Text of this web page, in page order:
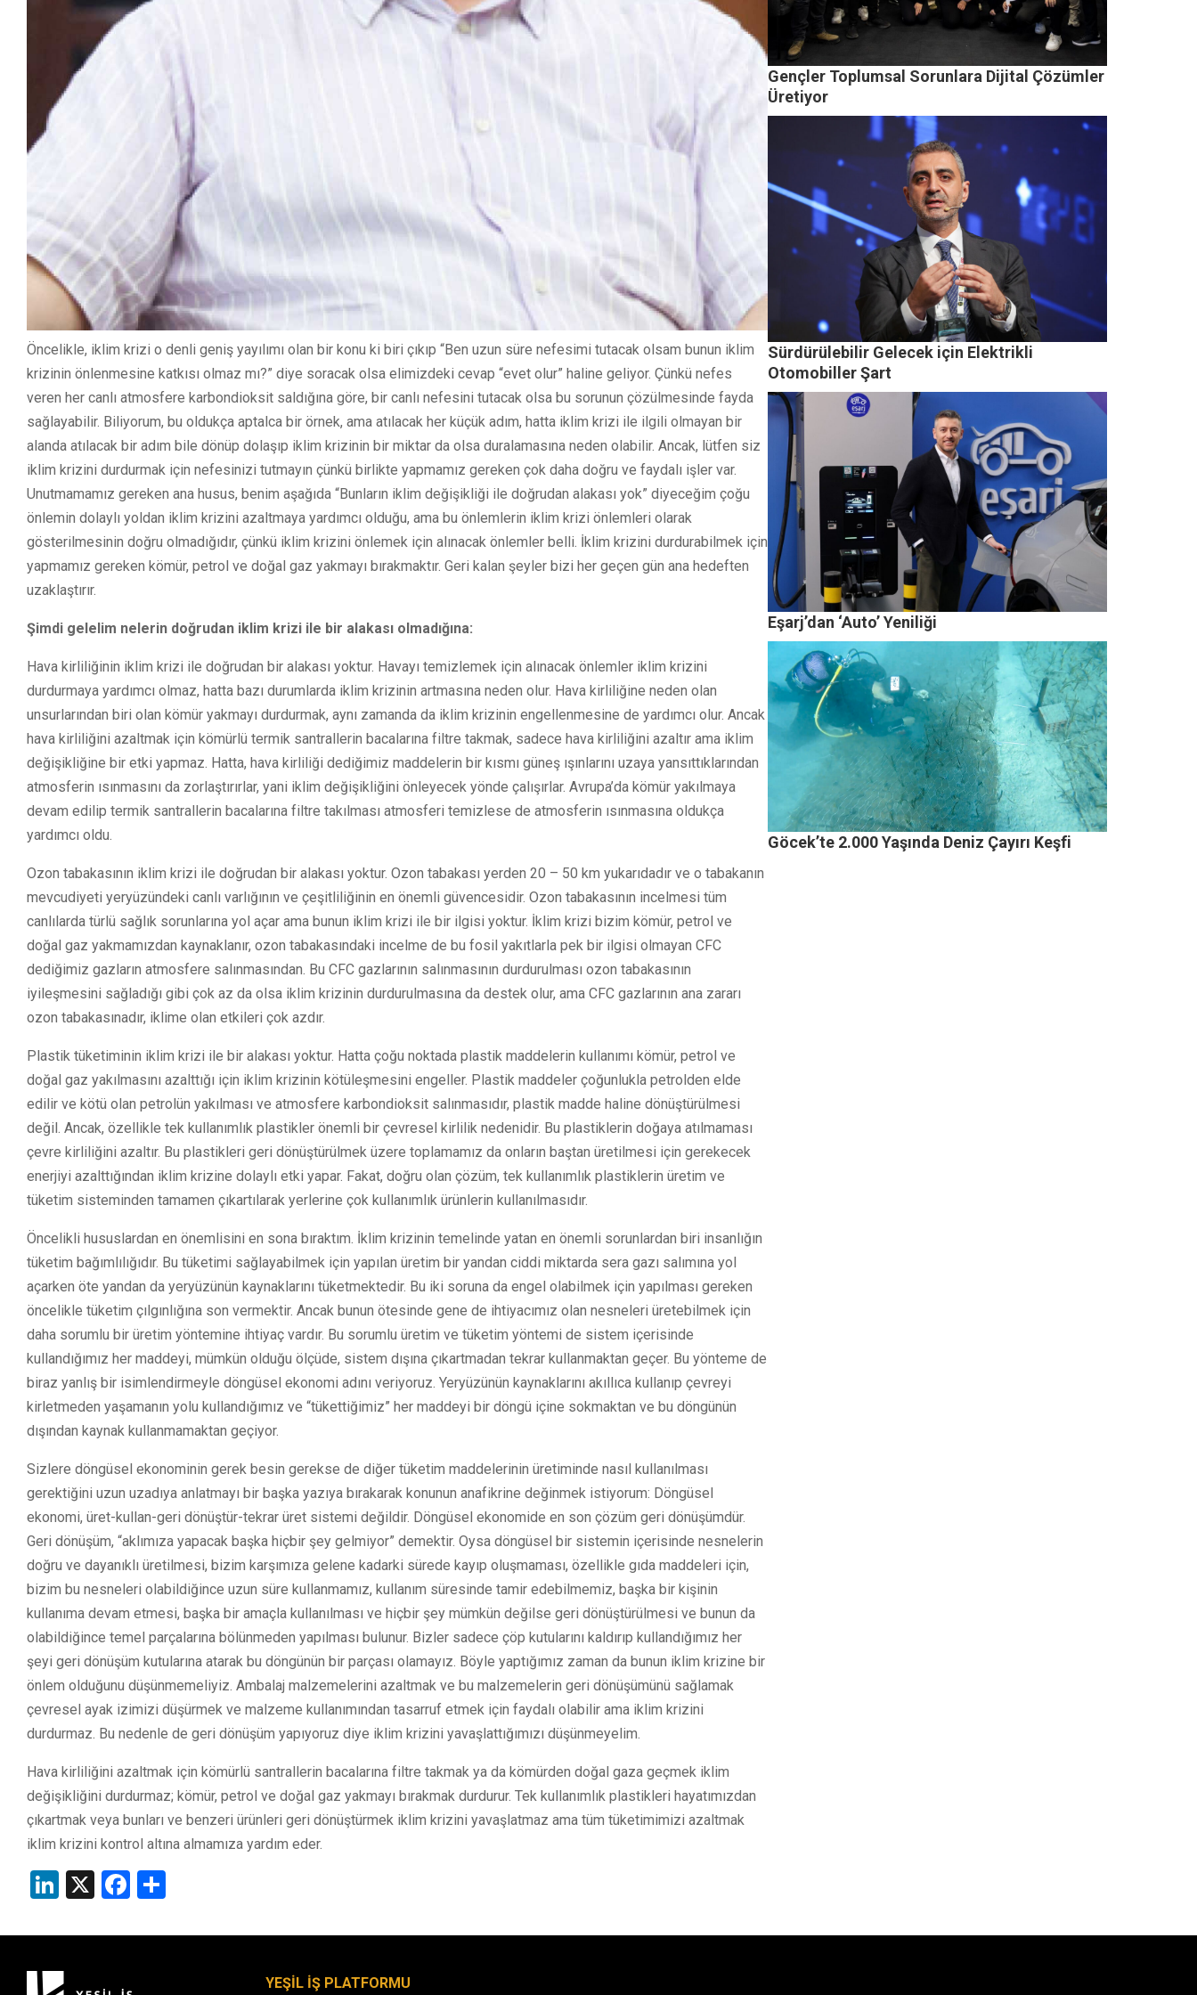
Öncelikle, iklim krizi o denli geniş yayılımı olan bir konu ki biri çıkıp “Ben uzun süre nefesimi tutacak olsam bunun iklim
krizinin önlenmesine katkısı olmaz mı?” diye soracak olsa elimizdeki cevap “evet olur” haline geliyor. Çünkü nefes
veren her canlı atmosfere karbondioksit saldığına göre, bir canlı nefesini tutacak olsa bu sorunun çözülmesinde fayda
sağlayabilir. Biliyorum, bu oldukça aptalca bir örnek, ama atılacak her küçük adım, hatta iklim krizi ile ilgili olmayan bir
alanda atılacak bir adım bile dönüp dolaşıp iklim krizinin bir miktar da olsa duralamasına neden olabilir. Ancak, lütfen siz
iklim krizini durdurmak için nefesinizi tutmayın çünkü birlikte yapmamız gereken çok daha doğru ve faydalı işler var.
Unutmamamız gereken ana husus, benim aşağıda “Bunların iklim değişikliği ile doğrudan alakası yok” diyeceğim çoğu
önlemin dolaylı yoldan iklim krizini azaltmaya yardımcı olduğu, ama bu önlemlerin iklim krizi önlemleri olarak
gösterilmesinin doğru olmadığıdır, çünkü iklim krizini önlemek için alınacak önlemler belli. İklim krizini durdurabilmek için
yapmamız gereken kömür, petrol ve doğal gaz yakmayı bırakmaktır. Geri kalan şeyler bizi her geçen gün ana hedeften
uzaklaştırır.
Şimdi gelelim nelerin doğrudan iklim krizi ile bir alakası olmadığına:
Hava kirliliğinin iklim krizi ile doğrudan bir alakası yoktur. Havayı temizlemek için alınacak önlemler iklim krizini
durdurmaya yardımcı olmaz, hatta bazı durumlarda iklim krizinin artmasına neden olur. Hava kirliliğine neden olan
unsurlarından biri olan kömür yakmayı durdurmak, aynı zamanda da iklim krizinin engellenmesine de yardımcı olur. Ancak
hava kirliliğini azaltmak için kömürlü termik santrallerin bacalarına filtre takmak, sadece hava kirliliğini azaltır ama iklim
değişikliğine bir etki yapmaz. Hatta, hava kirliliği dediğimiz maddelerin bir kısmı güneş ışınlarını uzaya yansıttıklarından
atmosferin ısınmasını da zorlaştırırlar, yani iklim değişikliğini önleyecek yönde çalışırlar. Avrupa’da kömür yakılmaya
devam edilip termik santrallerin bacalarına filtre takılması atmosferi temizlese de atmosferin ısınmasına oldukça
yardımcı oldu.
Ozon tabakasının iklim krizi ile doğrudan bir alakası yoktur. Ozon tabakası yerden 20 – 50 km yukarıdadır ve o tabakanın
mevcudiyeti yeryüzündeki canlı varlığının ve çeşitliliğinin en önemli güvencesidir. Ozon tabakasının incelmesi tüm
canlılarda türlü sağlık sorunlarına yol açar ama bunun iklim krizi ile bir ilgisi yoktur. İklim krizi bizim kömür, petrol ve
doğal gaz yakmamızdan kaynaklanır, ozon tabakasındaki incelme de bu fosil yakıtlarla pek bir ilgisi olmayan CFC
dediğimiz gazların atmosfere salınmasından. Bu CFC gazlarının salınmasının durdurulması ozon tabakasının
iyileşmesini sağladığı gibi çok az da olsa iklim krizinin durdurulmasına da destek olur, ama CFC gazlarının ana zararı
ozon tabakasınadır, iklime olan etkileri çok azdır.
Plastik tüketiminin iklim krizi ile bir alakası yoktur. Hatta çoğu noktada plastik maddelerin kullanımı kömür, petrol ve
doğal gaz yakılmasını azalttığı için iklim krizinin kötüleşmesini engeller. Plastik maddeler çoğunlukla petrolden elde
edilir ve kötü olan petrolün yakılması ve atmosfere karbondioksit salınmasıdır, plastik madde haline dönüştürülmesi
değil. Ancak, özellikle tek kullanımlık plastikler önemli bir çevresel kirlilik nedenidir. Bu plastiklerin doğaya atılmaması
çevre kirliliğini azaltır. Bu plastikleri geri dönüştürülmek üzere toplamamız da onların baştan üretilmesi için gerekecek
enerjiyi azalttığından iklim krizine dolaylı etki yapar. Fakat, doğru olan çözüm, tek kullanımlık plastiklerin üretim ve
tüketim sisteminden tamamen çıkartılarak yerlerine çok kullanımlık ürünlerin kullanılmasıdır.
Öncelikli hususlardan en önemlisini en sona bıraktım. İklim krizinin temelinde yatan en önemli sorunlardan biri insanlığın
tüketim bağımlılığıdır. Bu tüketimi sağlayabilmek için yapılan üretim bir yandan ciddi miktarda sera gazı salımına yol
açarken öte yandan da yeryüzünün kaynaklarını tüketmektedir. Bu iki soruna da engel olabilmek için yapılması gereken
öncelikle tüketim çılgınlığına son vermektir. Ancak bunun ötesinde gene de ihtiyacımız olan nesneleri üretebilmek için
daha sorumlu bir üretim yöntemine ihtiyaç vardır. Bu sorumlu üretim ve tüketim yöntemi de sistem içerisinde
kullandığımız her maddeyi, mümkün olduğu ölçüde, sistem dışına çıkartmadan tekrar kullanmaktan geçer. Bu yönteme de
biraz yanlış bir isimlendirmeyle döngüsel ekonomi adını veriyoruz. Yeryüzünün kaynaklarını akıllıca kullanıp çevreyi
kirletmeden yaşamanın yolu kullandığımız ve “tükettiğimiz” her maddeyi bir döngü içine sokmaktan ve bu döngünün
dışından kaynak kullanmamaktan geçiyor.
Sizlere döngüsel ekonominin gerek besin gerekse de diğer tüketim maddelerinin üretiminde nasıl kullanılması
gerektiğini uzun uzadıya anlatmayı bir başka yazıya bırakarak konunun anafikrine değinmek istiyorum: Döngüsel
ekonomi, üret-kullan-geri dönüştür-tekrar üret sistemi değildir. Döngüsel ekonomide en son çözüm geri dönüşümdür.
Geri dönüşüm, “aklımıza yapacak başka hiçbir şey gelmiyor” demektir. Oysa döngüsel bir sistemin içerisinde nesnelerin
doğru ve dayanıklı üretilmesi, bizim karşımıza gelene kadarki sürede kayıp oluşmaması, özellikle gıda maddeleri için,
bizim bu nesneleri olabildiğince uzun süre kullanmamız, kullanım süresinde tamir edebilmemiz, başka bir kişinin
kullanıma devam etmesi, başka bir amaçla kullanılması ve hiçbir şey mümkün değilse geri dönüştürülmesi ve bunun da
olabildiğince temel parçalarına bölünmeden yapılması bulunur. Bizler sadece çöp kutularını kaldırıp kullandığımız her
şeyi geri dönüşüm kutularına atarak bu döngünün bir parçası olamayız. Böyle yaptığımız zaman da bunun iklim krizine bir
önlem olduğunu düşünmemeliyiz. Ambalaj malzemelerini azaltmak ve bu malzemelerin geri dönüşümünü sağlamak
çevresel ayak izimizi düşürmek ve malzeme kullanımından tasarruf etmek için faydalı olabilir ama iklim krizini
durdurmaz. Bu nedenle de geri dönüşüm yapıyoruz diye iklim krizini yavaşlattığımızı düşünmeyelim.
Hava kirliliğini azaltmak için kömürlü santrallerin bacalarına filtre takmak ya da kömürden doğal gaza geçmek iklim
değişikliğini durdurmaz; kömür, petrol ve doğal gaz yakmayı bırakmak durdurur. Tek kullanımlık plastikleri hayatımızdan
çıkartmak veya bunları ve benzeri ürünleri geri dönüştürmek iklim krizini yavaşlatmaz ama tüm tüketimimizi azaltmak
iklim krizini kontrol altına almamıza yardım eder.
LinkedIn
X Facebook
Gençler Toplumsal Sorunlara Dijital Çözümler
Üretiyor
Sürdürülebilir Gelecek için Elektrikli
Otomobiller Şart
Eşarj’dan ‘Auto’ Yeniliği
Göcek’te 2.000 Yaşında Deniz Çayırı Keşfi
YEŞİL İŞ PLATFORMU